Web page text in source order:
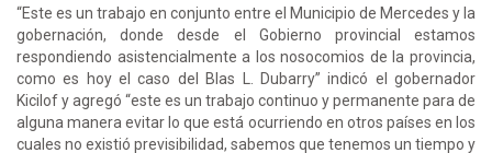
“Este es un trabajo en conjunto entre el Municipio de Mercedes y la
gobernación, donde desde el Gobierno provincial estamos
respondiendo asistencialmente a los nosocomios de la provincia,
como es hoy el caso del Blas L. Dubarry” indicó el gobernador
Kicilof y agregó “este es un trabajo continuo y permanente para de
alguna manera evitar lo que está ocurriendo en otros países en los
cuales no existió previsibilidad, sabemos que tenemos un tiempo y